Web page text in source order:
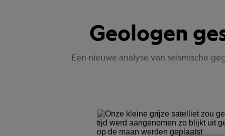
Geologen
Een nieuwe analyse van seismische